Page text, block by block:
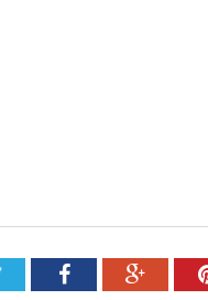
TwitterFacebook